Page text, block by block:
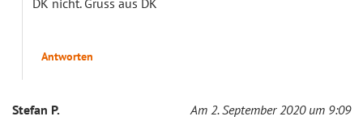
Antworten
Stefan P. Am 2. September 2020 um 9:09